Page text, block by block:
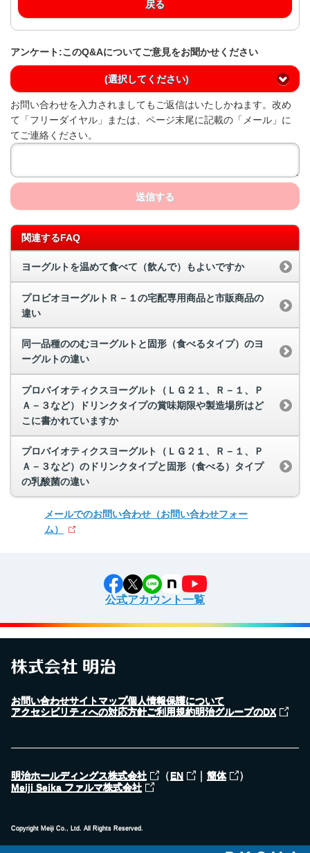
戻る
アンケート:このQ&Aについてご意見をお聞かせください
(選択してください)
お問い合わせを入力されましてもご返信はいたしかねます。改め
て「フリーダイヤル」または、ページ末尾に記載の「メール」に
てご連絡ください。
送信する
関連するFAQ
ヨーグルトを温めて食べて（飲んで）もよいですか
プロビオヨーグルトＲ－１の宅配専用商品と市販商品の
違い
同一品種ののむヨーグルトと固形（食べるタイプ）のヨ
ーグルトの違い
プロバイオティクスヨーグルト（ＬＧ２１、Ｒ－１、Ｐ
Ａ－３など）ドリンクタイプの賞味期限や製造場所はど
こに書かれていますか
プロバイオティクスヨーグルト（ＬＧ２１、Ｒ－１、Ｐ
Ａ－３など）のドリンクタイプと固形（食べる）タイプ
の乳酸菌の違い
メールでのお問い合わせ （お問い合わせフォー
ム）
公式アカウント一覧
お問い合わせサイトマップ個人情報保護について
アクセシビリティへの対応方針ご利用規約明治グループのDX
明治ホールディングス株式会社 （EN ｜ 簡体 ）
Meiji Seika ファルマ株式会社
Copyright Meiji Co., Ltd. All Rights Reserved.